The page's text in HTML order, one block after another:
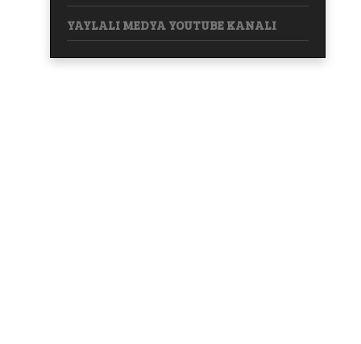
YAYLALI MEDYA YOUTUBE KANALI